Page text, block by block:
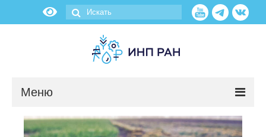
Меню
Новости